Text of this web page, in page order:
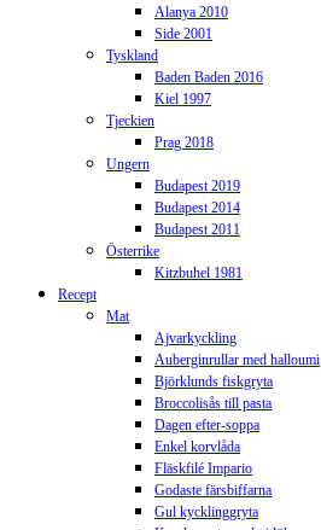
Alanya 2010
Side 2001
Tyskland
Baden Baden 2016
Kiel 1997
Tjeckien
Prag 2018
Ungern
Budapest 2019
Budapest 2014
Budapest 2011
Österrike
Kitzbuhel 1981
Recept
Mat
Ajvarkyckling
Auberginrullar med halloumi
Björklunds fiskgryta
Broccolisås till pasta
Dagen efter-soppa
Enkel korvlåda
Fläskfilé Impario
Godaste färsbiffarna
Gul kycklinggryta